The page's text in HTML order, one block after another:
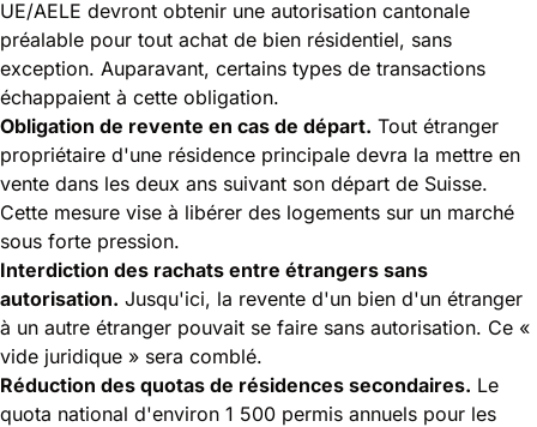
UE/AELE devront obtenir une autorisation cantonale
préalable pour tout achat de bien résidentiel, sans
exception. Auparavant, certains types de transactions
échappaient à cette obligation.
Obligation de revente en cas de départ. Tout étranger
propriétaire d'une résidence principale devra la mettre en
vente dans les deux ans suivant son départ de Suisse.
Cette mesure vise à libérer des logements sur un marché
sous forte pression.
Interdiction des rachats entre étrangers sans
autorisation. Jusqu'ici, la revente d'un bien d'un étranger
à un autre étranger pouvait se faire sans autorisation. Ce «
vide juridique » sera comblé.
Réduction des quotas de résidences secondaires. Le
quota national d'environ 1 500 permis annuels pour les